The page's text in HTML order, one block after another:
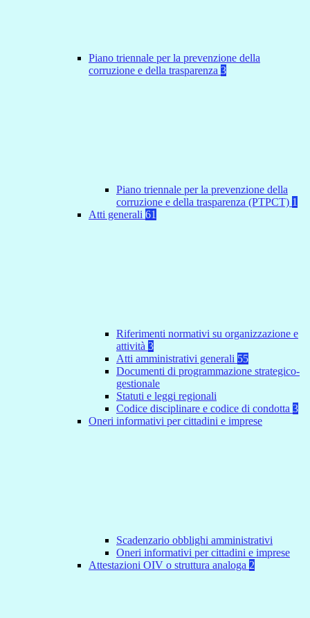
Piano triennale per la prevenzione della
corruzione e della trasparenza 3
Piano triennale per la prevenzione della
corruzione e della trasparenza (PTPCT) 1
Atti generali 61
Riferimenti normativi su organizzazione e
attività 3
Atti amministrativi generali 55
Documenti di programmazione strategico-
gestionale
Statuti e leggi regionali
Codice disciplinare e codice di condotta 3
Oneri informativi per cittadini e imprese
Scadenzario obblighi amministrativi
Oneri informativi per cittadini e imprese
Attestazioni OIV o struttura analoga 2